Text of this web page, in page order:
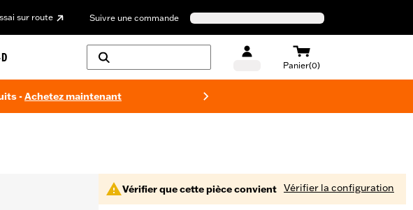
sur route Suivre une commande
Panier(0)
-Achetez maintenant
Vérifier que cette pièce convient Vérifier la configuration